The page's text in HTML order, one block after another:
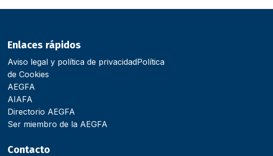
Enlaces rápidos
Aviso legal y política de privacidadPolítica
de Cookies
AEGFA
AIAFA
Directorio AEGFA
Ser miembro de la AEGFA
Contacto